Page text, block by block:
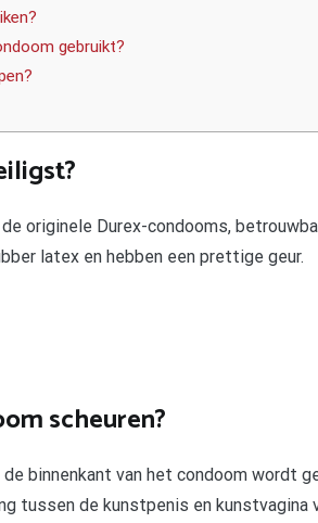
gebruikt?
originele Durex-condooms,
latex en hebben een prettige geur.
scheuren?
binnenkant van het condoom wordt
tussen de kunstpenis en kunstvagina